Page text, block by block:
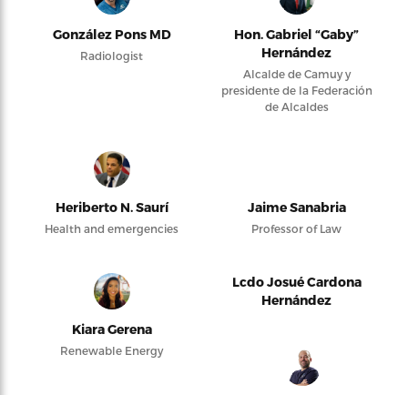
González Pons MD
Radiologist
Hon. Gabriel “Gaby”
Hernández
Alcalde de Camuy y
presidente de la Federación
de Alcaldes
Heriberto N. Saurí
Health and emergencies
Jaime Sanabria
Professor of Law
Kiara Gerena
Renewable Energy
Lcdo Josué Cardona
Hernández